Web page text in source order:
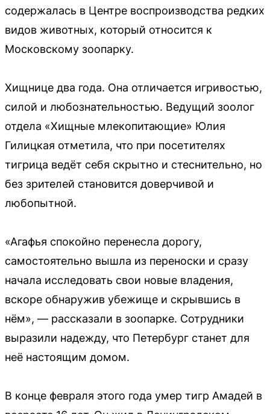
содержалась в Центре воспроизводства редких
видов животных, который относится к
Московскому зоопарку.
Хищнице два года. Она отличается игривостью,
силой и любознательностью. Ведущий зоолог
отдела «Хищные млекопитающие» Юлия
Гилицкая отметила, что при посетителях
тигрица ведёт себя скрытно и стеснительно, но
без зрителей становится доверчивой и
любопытной.
«Агафья спокойно перенесла дорогу,
самостоятельно вышла из переноски и сразу
начала исследовать свои новые владения,
вскоре обнаружив убежище и скрывшись в
нём», — рассказали в зоопарке. Сотрудники
выразили надежду, что Петербург станет для
неё настоящим домом.
В конце февраля этого года умер тигр Амадей в